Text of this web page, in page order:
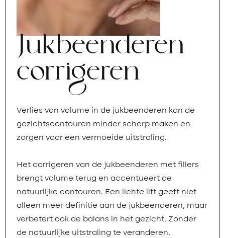
Jukbeenderen
corrigeren
Verlies van volume in de jukbeenderen kan de
gezichtscontouren minder scherp maken en
zorgen voor een vermoeide uitstraling.
Het corrigeren van de jukbeenderen met fillers
brengt volume terug en accentueert de
natuurlijke contouren. Een lichte lift geeft niet
alleen meer definitie aan de jukbeenderen, maar
verbetert ook de balans in het gezicht. Zonder
de natuurlijke uitstraling te veranderen.